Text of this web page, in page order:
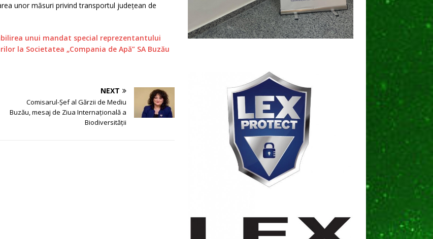
unor măsuri privind transportul județean de
unui mandat special reprezentantului
la Societatea „Compania de Apă” SA Buzău
NEXT
Comisarul-Șef al Gărzii de Mediu
Buzău, mesaj de Ziua Internațională a
Biodiversității